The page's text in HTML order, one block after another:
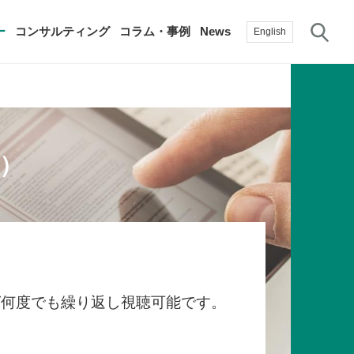
English
コンサルティング コラム・事例 News
過去の活動実績
生産性新聞
綱領・宣言集
自治体に関する調査研究・提言
その他の調査研究・提言
賛助会員
採用情報
書籍
）
度でも繰り返し視聴可能です。